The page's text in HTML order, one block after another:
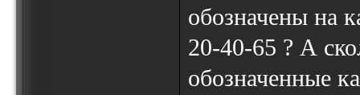
обозначены на
20-40-65 ? А
обозначенные